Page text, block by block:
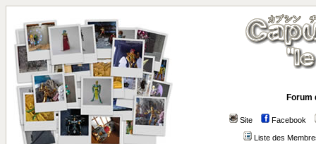
Forum
Site Facebook
Liste des